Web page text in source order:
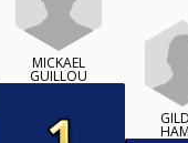
MICKAEL
GUILLOU